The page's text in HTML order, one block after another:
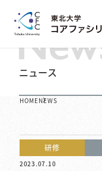
content
ニュース
HOMENEWS
研修
2023.07.10